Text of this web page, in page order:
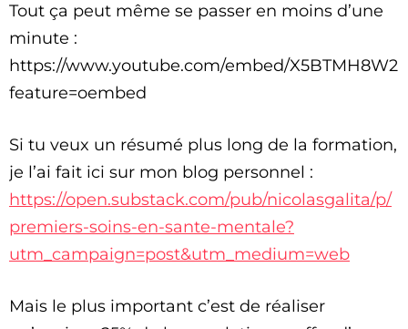
Tout ça peut même se passer en moins d’une
minute :
https://www.youtube.com/embed/
feature=oembed
Si tu veux un résumé plus long de la formation,
je l’ai fait ici sur mon blog personnel :
https://open.substack.com/pub/nicolasgalita/p/
premiers-soins-en-sante-mentale?
utm_campaign=post&utm_medium=web
Mais le plus important c’est de réaliser